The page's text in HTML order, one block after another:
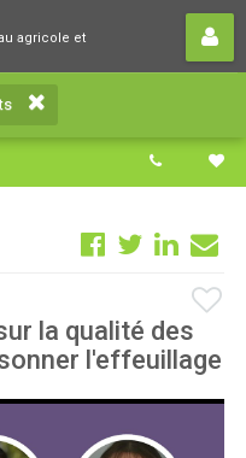
agricole et
réseau agricole et
la qualité des
l'effeuillage